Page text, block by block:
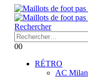
Rechercher
00
RÉTRO
AC Milan